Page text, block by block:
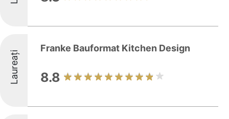
Laureați
Franke Bauformat Kitchen Design
8.8